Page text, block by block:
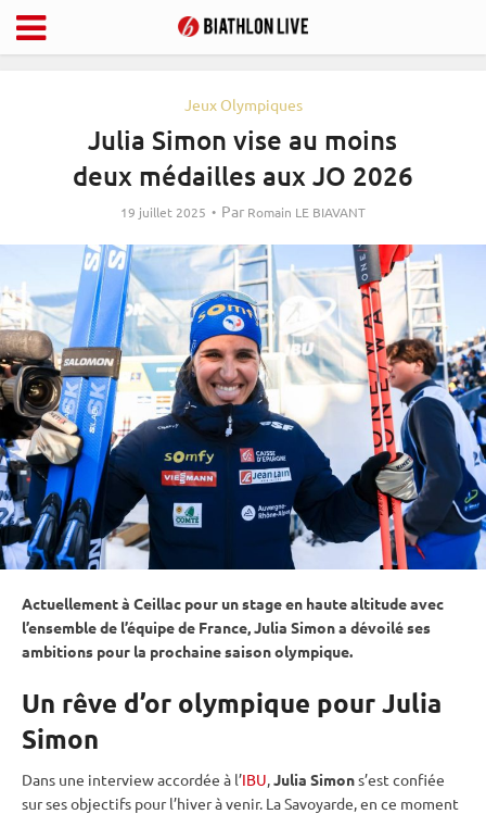
Jeux Olympiques
Julia Simon vise au moins
deux médailles aux JO 2026
19 juillet 2025 Par Romain LE BIAVANT
Actuellement à Ceillac pour un stage en haute altitude avec
l’ensemble de l’équipe de France, Julia Simon a dévoilé ses
ambitions pour la prochaine saison olympique.
Un rêve d’or olympique pour Julia
Simon
Dans une interview accordée à l’IBU,Julia Simons’est confiée
sur ses objectifs pour l’hiver à venir. La Savoyarde, en ce moment